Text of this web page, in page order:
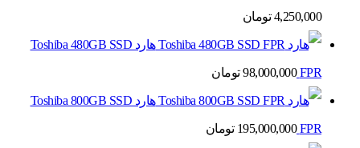
4,250,000 تومان
هارد Toshiba 480GB SSD
FPR
98,000,000 تومان
هارد Toshiba 800GB SSD
FPR
195,000,000 تومان